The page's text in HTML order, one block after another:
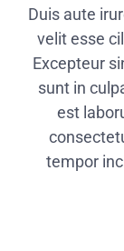
Duis aute
velit esse
Excepteur
sunt in
est
tempor